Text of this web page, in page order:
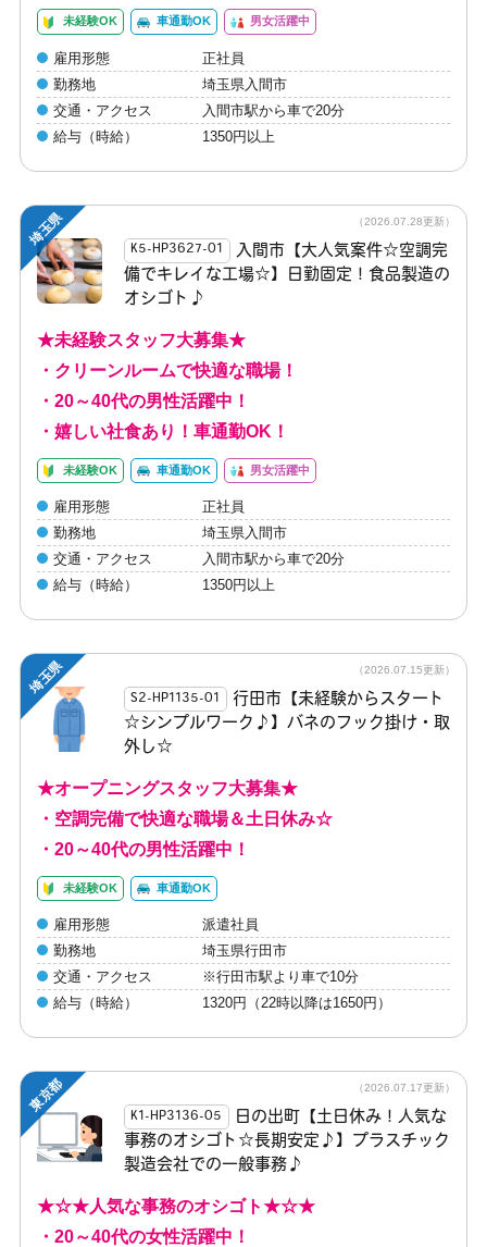
未経験OK 車通勤OK 男女活躍中
雇用形態
正社員
勤務地
埼玉県入間市
交通・アクセス
入間市駅から車で20分
給与（時給）
1350円以上
K5-HP3627-01
入間市【大人気案件☆空調完
備でキレイな工場☆】日勤固定！食品製造の
オシゴト♪
★未経験スタッフ大募集★
・クリーンルームで快適な職場！
・20～40代の男性活躍中！
・嬉しい社食あり！車通勤OK！
未経験OK 車通勤OK 男女活躍中
雇用形態
正社員
勤務地
埼玉県入間市
交通・アクセス
入間市駅から車で20分
給与（時給）
1350円以上
（2026.07.28更新）
埼玉県
S2-HP1135-01
行田市【未経験からスタート
☆シンプルワーク♪】バネのフック掛け・取
外し☆
★オープニングスタッフ大募集★
・空調完備で快適な職場＆土日休み☆
・20～40代の男性活躍中！
未経験OK 車通勤OK
雇用形態
派遣社員
勤務地
埼玉県行田市
交通・アクセス
※行田市駅より車で10分
給与（時給）
1320円（22時以降は1650円）
（2026.07.15更新）
埼玉県
K1-HP3136-05
日の出町【土日休み！人気な
事務のオシゴト☆長期安定♪】プラスチック
製造会社での一般事務♪
★☆★人気な事務のオシゴト★☆★
・20～40代の女性活躍中！
（2026.07.17更新）
東京都